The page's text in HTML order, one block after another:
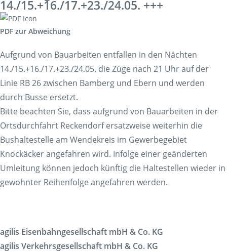
14./15.+16./17.+23./24.05. +++
PDF zur Abweichung
Aufgrund von Bauarbeiten entfallen in den Nächten
14./15.+16./17.+23./24.05. die Züge nach 21 Uhr auf der
Linie RB 26 zwischen Bamberg und Ebern und werden
durch Busse ersetzt.
Bitte beachten Sie, dass aufgrund von Bauarbeiten in der
Ortsdurchfahrt Reckendorf ersatzweise weiterhin die
Bushaltestelle am Wendekreis im Gewerbegebiet
Knockäcker angefahren wird. Infolge einer geänderten
Umleitung können jedoch künftig die Haltestellen wieder in
gewohnter Reihenfolge angefahren werden.
agilis Eisenbahngesellschaft mbH & Co. KG
agilis Verkehrsgesellschaft mbH & Co. KG